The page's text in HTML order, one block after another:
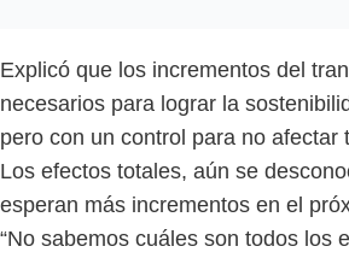
Explicó que los incrementos del
necesarios para lograr la
pero con un control para no afectar
Los efectos totales, aún se
esperan más incrementos en el
“No sabemos cuáles son todos los